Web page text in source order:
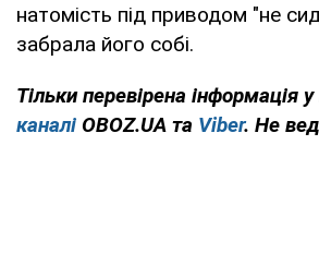
натомість під приводом "не
забрала його собі.
Тільки перевірена інформація
каналі OBOZ.UA та Viber. Не